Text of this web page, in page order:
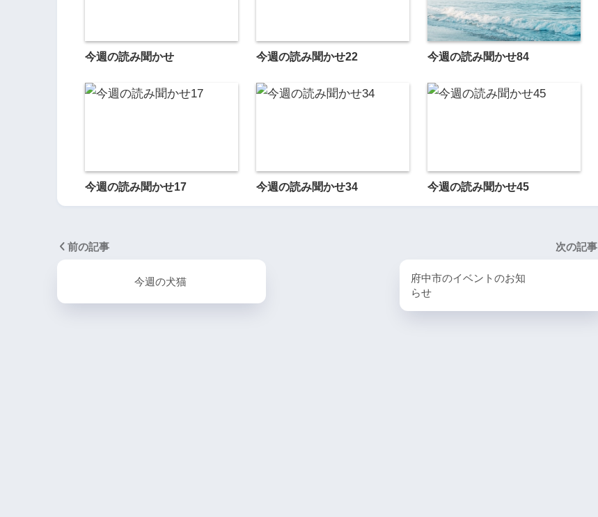
今週の読み聞かせ 今週の読み聞かせ22 今週の読み聞かせ84
今週の読み聞かせ17 今週の読み聞かせ34 今週の読み聞かせ45
前の記事
今週の犬猫
次の記事
府中市のイベントのお知
らせ